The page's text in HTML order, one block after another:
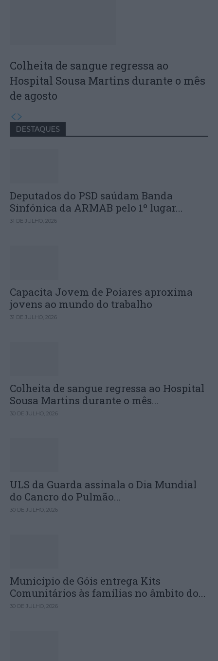
Colheita de sangue regressa ao
Hospital Sousa Martins durante o mês
de agosto
DESTAQUES
Deputados do PSD saúdam Banda
Sinfónica da ARMAB pelo 1º lugar...
31 DE JULHO, 2026
Capacita Jovem de Poiares aproxima
jovens ao mundo do trabalho
31 DE JULHO, 2026
Colheita de sangue regressa ao Hospital
Sousa Martins durante o mês...
30 DE JULHO, 2026
ULS da Guarda assinala o Dia Mundial
do Cancro do Pulmão...
30 DE JULHO, 2026
Município de Góis entrega Kits
Comunitários às famílias no âmbito do...
30 DE JULHO, 2026